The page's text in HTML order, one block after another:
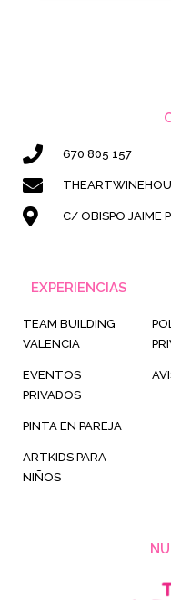
670 805 157
C/ OBISPO JAIME
EXPERIENCIAS
TEAM BUILDING
VALENCIA
EVENTOS
PRIVADOS
PINTA EN PAREJA
ARTKIDS PARA
NIÑOS